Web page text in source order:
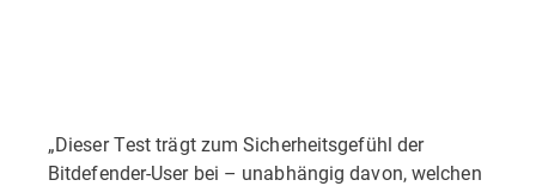
„Dieser Test trägt zum Sicherheitsgefühl der
Bitdefender-User bei – unabhängig davon, welchen